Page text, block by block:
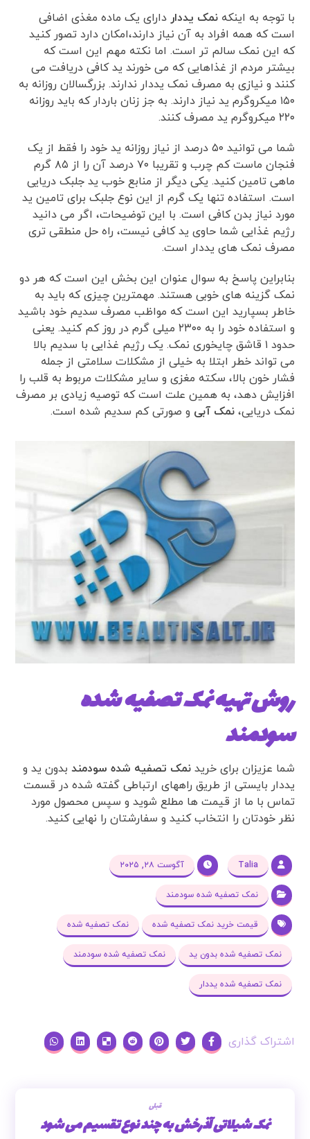
با توجه به اینکه نمک یدداردارای یک ماده مغذی اضافی
است که همه افراد به آن نیاز دارند،امکان دارد تصور کنید
که این نمک سالم تر است. اما نکته مهم این است که
بیشتر مردم از غذاهایی که می خورند ید کافی دریافت می
کنند و نیازی به مصرف نمک یددار ندارند. بزرگسالان روزانه به
۱۵۰ میکروگرم ید نیاز دارند. به جز زنان باردار که باید روزانه
۲۲۰ میکروگرم ید مصرف کنند.
شما می توانید ۵۰ درصد از نیاز روزانه ید خود را فقط از یک
فنجان ماست کم چرب و تقریبا ۷۰ درصد آن را از ۸۵ گرم
ماهی تامین کنید. یکی دیگر از منابع خوب ید جلبک دریایی
است. استفاده تنها یک گرم از این نوع جلبک برای تامین ید
مورد نیاز بدن کافی است. با این توضیحات، اگر می دانید
رژیم غذایی شما حاوی ید کافی نیست، راه حل منطقی تری
مصرف نمک های یددار است.
بنابراین پاسخ به سوال عنوان این بخش این است که هر دو
نمک گزینه های خوبی هستند. مهمترین چیزی که باید به
خاطر بسپارید این است که مواظب مصرف سدیم خود باشید
و استفاده خود را به ۲۳۰۰ میلی گرم در روز کم کنید. یعنی
حدود ۱ قاشق چایخوری نمک. یک رژیم غذایی با سدیم بالا
می تواند خطر ابتلا به خیلی از مشکلات سلامتی از جمله
فشار خون بالا، سکته مغزی و سایر مشکلات مربوط به قلب را
افزایش دهد، به همین علت است که توصیه زیادی بر مصرف
نمک دریایی، نمک آبی و صورتی کم سدیم شده است.
روش تهیه نمک تصفیه شده
سودمند
شما عزیزان برای خرید نمک تصفیه شده سودمند بدون ید و
یددار بایستی از طریق راههای ارتباطی گفته شده در قسمت
تماس با ما از قیمت ها مطلع شوید و سپس محصول مورد
نظر خودتان را انتخاب کنید و سفارشتان را نهایی کنید.
Talia آگوست ۲۸, ۲۰۲۵
نمک تصفیه شده سودمند
قیمت خرید نمک تصفیه شده نمک تصفیه شده
نمک تصفیه شده بدون ید نمک تصفیه شده سودمند
نمک تصفیه شده یددار
قبلی
نمک شیلاتی آذرخش به چند نوع تقسیم می شود